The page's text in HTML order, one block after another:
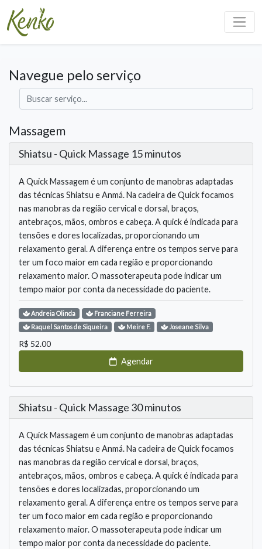
Navegue pelo serviço
Massagem
Shiatsu - Quick Massage 15 minutos
A Quick Massagem é um conjunto de manobras adaptadas
das técnicas Shiatsu e Anmá. Na cadeira de Quick focamos
nas manobras da região cervical e dorsal, braços,
antebraços, mãos, ombros e cabeça. A quick é indicada para
tensões e dores localizadas, proporcionando um
relaxamento geral. A diferença entre os tempos serve para
ter um foco maior em cada região e proporcionando
relaxamento maior. O massoterapeuta pode indicar um
tempo maior por conta da necessidade do paciente.
AndreiaOlinda Franciane Ferreira
Raquel Santos de Siqueira Meire F. Joseane Silva
R$ 52.00
Agendar
Shiatsu - Quick Massage 30 minutos
A Quick Massagem é um conjunto de manobras adaptadas
das técnicas Shiatsu e Anmá. Na cadeira de Quick focamos
nas manobras da região cervical e dorsal, braços,
antebraços, mãos, ombros e cabeça. A quick é indicada para
tensões e dores localizadas, proporcionando um
relaxamento geral. A diferença entre os tempos serve para
ter um foco maior em cada região e proporcionando
relaxamento maior. O massoterapeuta pode indicar um
tempo maior por conta da necessidade do paciente.